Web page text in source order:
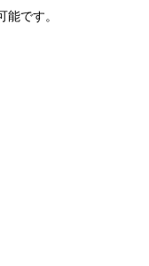
です。